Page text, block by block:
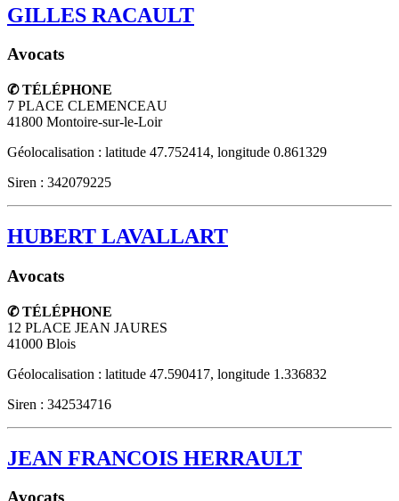
GILLES RACAULT
Avocats
✆ TÉLÉPHONE
7 PLACE CLEMENCEAU
41800 Montoire-sur-le-Loir
Géolocalisation : latitude 47.752414, longitude 0.861329
Siren : 342079225
HUBERT LAVALLART
Avocats
✆ TÉLÉPHONE
12 PLACE JEAN JAURES
41000 Blois
Géolocalisation : latitude 47.590417, longitude 1.336832
Siren : 342534716
JEAN FRANCOIS HERRAULT